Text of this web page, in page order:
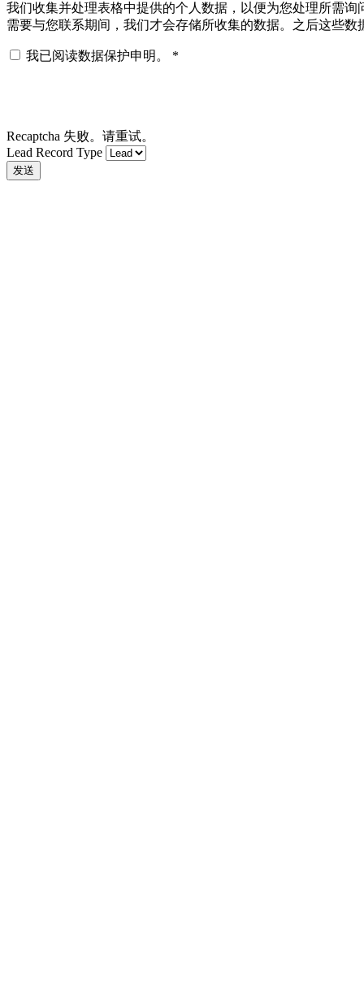
我们收集并处理表格中提供的个人数据，以便为您处理所需
需要与您联系期间，我们才会存储所收集的数据。之后这些
我已阅读数据保护申明。 *
Recaptcha 失败。请重试。
Lead Record Type
发送